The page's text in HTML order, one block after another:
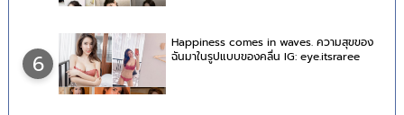
6
Happiness comes in waves. ความสุขของ
ฉันมาในรูปแบบของคลื่น IG: eye.itsraree